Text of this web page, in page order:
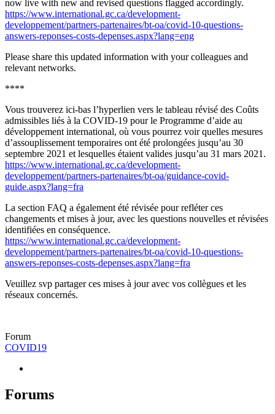
now live with new and revised questions flagged accordingly.
https://www.international.gc.ca/development-
developpement/partners-partenaires/bt-oa/covid-10-questions-
answers-reponses-costs-depenses.aspx?lang=eng
Please share this updated information with your colleagues and
relevant networks.
****
Vous trouverez ici-bas l’hyperlien vers le tableau révisé des Coûts
admissibles liés à la COVID-19 pour le Programme d’aide au
développement international, où vous pourrez voir quelles mesures
d’assouplissement temporaires ont été prolongées jusqu’au 30
septembre 2021 et lesquelles étaient valides jusqu’au 31 mars 2021.
https://www.international.gc.ca/development-
developpement/partners-partenaires/bt-oa/guidance-covid-
guide.aspx?lang=fra
La section FAQ a également été révisée pour refléter ces
changements et mises à jour, avec les questions nouvelles et révisées
identifiées en conséquence.
https://www.international.gc.ca/development-
developpement/partners-partenaires/bt-oa/covid-10-questions-
answers-reponses-costs-depenses.aspx?lang=fra
Veuillez svp partager ces mises à jour avec vos collègues et les
réseaux concernés.
Forum
COVID19
Forums